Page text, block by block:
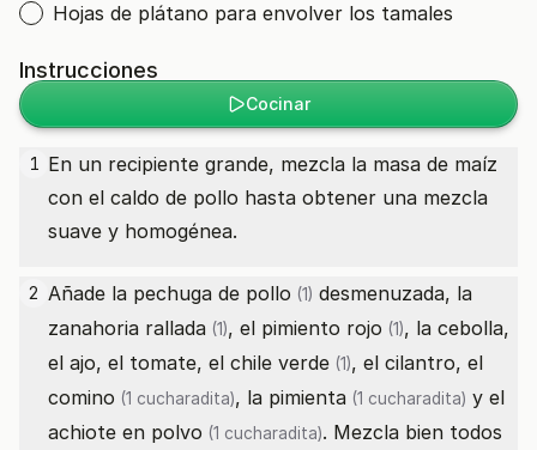
Hojas de plátano para envolver los tamales
Instrucciones
Cocinar
1 En un recipiente grande, mezcla la masa de maíz
con el caldo de pollo hasta obtener una mezcla
suave y homogénea.
2 Añade la pechuga de pollo (1) desmenuzada, la
zanahoria rallada (1), el pimiento rojo (1), la cebolla,
el ajo, el tomate, el chile verde (1), el cilantro, el
comino (1 cucharadita), la pimienta (1 cucharadita) y el
achiote en polvo (1 cucharadita). Mezcla bien todos